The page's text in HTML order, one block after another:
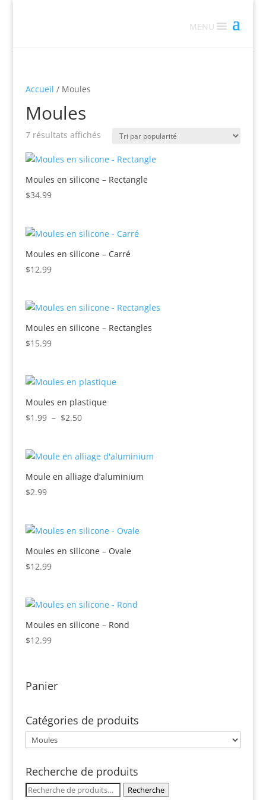
MENU
Accueil / Moules
Moules
7 résultats affichésTrié
popularité
Moules en silicone – Rectangle
$34.99
Moules en silicone – Carré
$12.99
Moules en silicone – Rectangles
$15.99
Moules en plastique
$1.99 – $2.50Plage
$1.99
Moule en alliage d’aluminium
$2.99
Moules en silicone – Ovale
$12.99
Moules en silicone – Rond
$12.99
Panier
Catégories de produits
Recherche de produits
Recherche
Recherche